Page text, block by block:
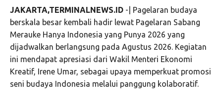
JAKARTA,TERMINALNEWS.ID -| Pagelaran budaya
berskala besar kembali hadir lewat Pagelaran Sabang
Merauke Hanya Indonesia yang Punya 2026 yang
dijadwalkan berlangsung pada Agustus 2026. Kegiatan
ini mendapat apresiasi dari Wakil Menteri Ekonomi
Kreatif, Irene Umar, sebagai upaya memperkuat promosi
seni budaya Indonesia melalui panggung kolaboratif.